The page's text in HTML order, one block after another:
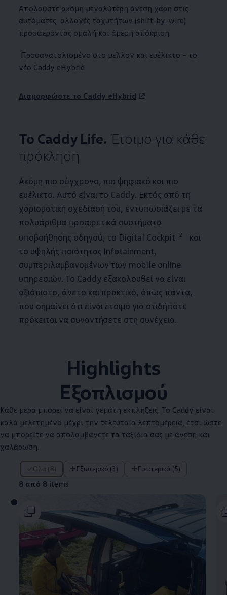
Απολαύστε ακόμη μεγαλύτερη άνεση χάρη στις
αυτόματες αλλαγές ταχυτήτων (shift-by-wire)
προσφέροντας ομαλή και άμεση απόκριση.
Προσανατολισμένο στο μέλλον και ευέλικτο – το
νέο Caddy eHybrid
Διαμορφώστε το Caddy eHybrid
Το Caddy Life. Έτοιμο για κάθε
πρόκληση
Ακόμη πιο σύγχρονο, πιο ψηφιακό και πιο
ευέλικτο. Αυτό είναι το Caddy. Εκτός από τη
χαρισματική σχεδίασή του, εντυπωσιάζει με τα
πολυάριθμα προαιρετικά συστήματα
υποβοήθησης οδηγού, το Digital Cockpit
2
και
το υψηλής ποιότητας Infotainment,
συμπεριλαμβανομένων των mobile online
υπηρεσιών. Το Caddy εξακολουθεί να είναι
αξιόπιστο, άνετο και πρακτικό, όπως πάντα,
που σημαίνει ότι είναι έτοιμο για οτιδήποτε
πρόκειται να συναντήσετε στη συνέχεια.
Highlights
Εξοπλισμού
Κάθε μέρα μπορεί να είναι γεμάτη εκπλήξεις. Το Caddy είναι
καλά μελετημένο μέχρι την τελευταία λεπτομέρεια, έτσι ώστε
να μπορείτε να απολαμβάνετε τα ταξίδια σας με άνεση και
χαλάρωση.
Όλα (8) Εξωτερικό (3) Εσωτερικό (5)
8 από 8 items
8 από 8 items